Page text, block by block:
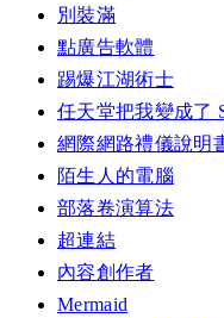
別裝滿
點廣告軟體
踢爆江湖術士
任天堂把我變成了
網際網路禮儀說明
陌生人的電腦
部落卷演算法
超連結
內容創作者
Mermaid